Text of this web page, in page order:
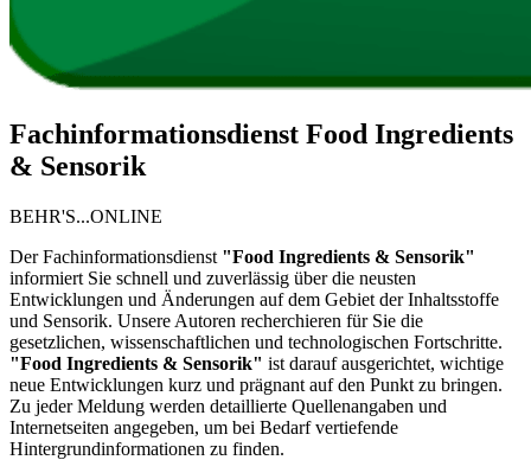
Fachinformationsdienst Food Ingredients
& Sensorik
BEHR'S...ONLINE
Der Fachinformationsdienst "Food Ingredients & Sensorik"
informiert Sie schnell und zuverlässig über die neusten
Entwicklungen und Änderungen auf dem Gebiet der Inhaltsstoffe
und Sensorik. Unsere Autoren recherchieren für Sie die
gesetzlichen, wissenschaftlichen und technologischen Fortschritte.
"Food Ingredients & Sensorik" ist darauf ausgerichtet, wichtige
neue Entwicklungen kurz und prägnant auf den Punkt zu bringen.
Zu jeder Meldung werden detaillierte Quellenangaben und
Internetseiten angegeben, um bei Bedarf vertiefende
Hintergrundinformationen zu finden.